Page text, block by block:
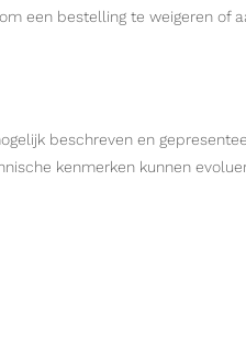
een bestelling te weigeren of
beschreven en
kenmerken kunnen